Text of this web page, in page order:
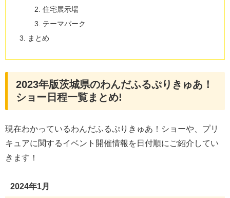
住宅展示場
テーマパーク
まとめ
2023年版茨城県のわんだふるぷりきゅあ！
ショー日程一覧まとめ!
現在わかっているわんだふるぷりきゅあ！ショーや、プリ
キュアに関するイベント開催情報を日付順にご紹介してい
きます！
2024年1月